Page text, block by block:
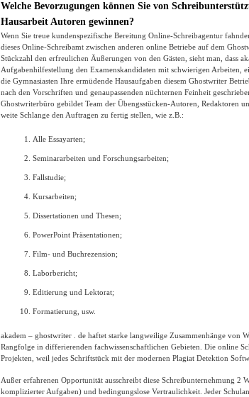
Welche Bevorzugungen können Sie von
Hausarbeit Autoren gewinnen?
Wenn Sie treue kundenspezifische Bereitung Online-Schreibagentur
dieses Online-Schreibamt zwischen anderen online Betriebe auf dem
Stückzahl den erfreulichen Äußerungen von den Gästen, sieht man, dass
Aufgabenhilfestellung den Examenskandidaten mit schwierigen Arbeiten,
die Gymnasiasten Ihre ermüdende Hausaufgaben diesem Ghostwriter
nach den Vorschriften und genaupassenden nüchternen Feinheit
Ghostwriterbüro gebildet Team der Übengsstücken-Autoren, Redaktoren
weite Schlange den Auftragen zu fertig stellen, wie z.B.:
Alle Essayarten;
Seminararbeiten und Forschungsarbeiten;
Fallstudie;
Kursarbeiten;
Dissertationen und Thesen;
PowerPoint Präsentationen;
Film- und Buchrezension;
Laborbericht;
Editierung und Lektorat;
Formatierung, usw.
akadem – ghostwriter . de haftet starke langweilige Zusammenhänge von
Rangfolge in differierenden fachwissenschaftlichen Gebieten. Die online
Projekten, weil jedes Schriftstück mit der modernen Plagiat Detektion
Außer erfahrenen Opportunität ausschreibt diese Schreibunternehmung 2
komplizierter Aufgaben) und bedingungslose Vertraulichkeit. Jeder